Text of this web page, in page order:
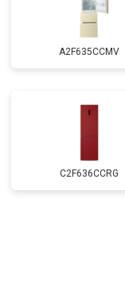
A2F635CCMV
C2F636CCRG